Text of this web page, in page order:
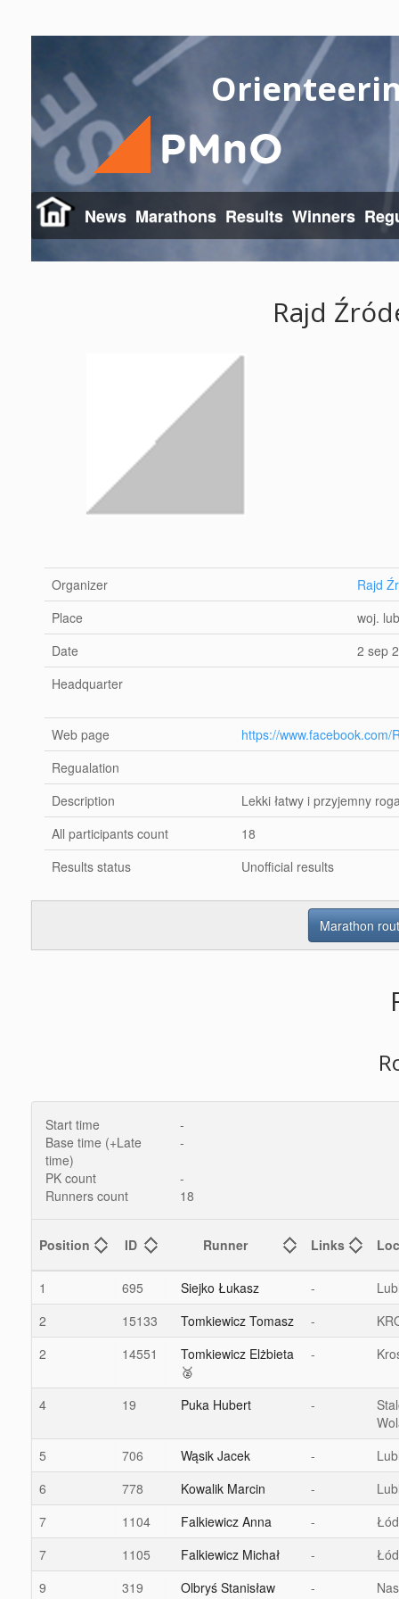
News Marathons Results Winners
Rajd
Organizer
Rajd
Place
woj.
Date
2 sep
Headquarter
Web page
https://www.facebook.com/
Regualation
Description
Lekki łatwy i przyjemny
All participants count
18
Results status
Unofficial results
Marathon
Start time
-
Base time (+Late
time)
-
PK count
-
Runners count
18
Position ID Runner Links
1 695 Siejko Łukasz -
2
15133 Tomkiewicz Tomasz -
2
14551
Tomkiewicz Elżbieta
🥈
-
4 19 Puka Hubert -
5
706 Wąsik Jacek -
6
778 Kowalik Marcin -
7
1104 Falkiewicz Anna -
7
1105 Falkiewicz Michał -
9
319 Olbryś Stanisław -